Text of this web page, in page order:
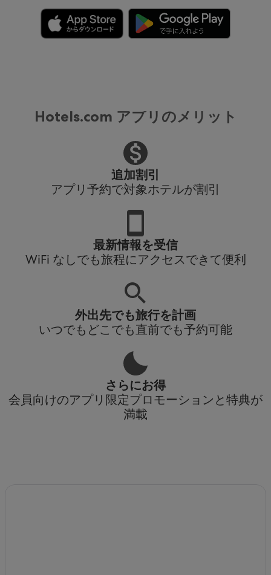
Hotels.com アプリのメリット
追加割引
アプリ予約で対象ホテルが割引
最新情報を受信
WiFi なしでも旅程にアクセスできて便利
外出先でも旅行を計画
いつでもどこでも直前でも予約可能
さらにお得
会員向けのアプリ限定プロモーションと特典が
満載